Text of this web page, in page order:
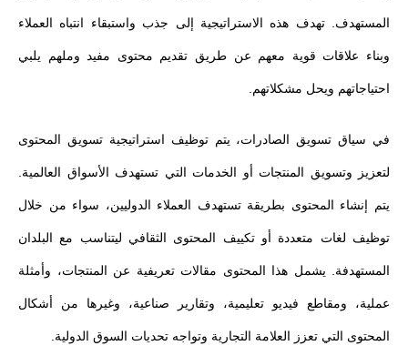
المستهدف. تهدف هذه الاستراتيجية إلى جذب واستبقاء انتباه العملاء
وبناء علاقات قوية معهم عن طريق تقديم محتوى مفيد وملهم يلبي
احتياجاتهم ويحل مشكلاتهم.
في سياق تسويق الصادرات، يتم توظيف استراتيجية تسويق المحتوى
لتعزيز وتسويق المنتجات أو الخدمات التي تستهدف الأسواق العالمية.
يتم إنشاء المحتوى بطريقة تستهدف العملاء الدوليين، سواء من خلال
توظيف لغات متعددة أو تكييف المحتوى الثقافي ليتناسب مع البلدان
المستهدفة. يشمل هذا المحتوى مقالات تعريفية عن المنتجات، وأمثلة
عملية، ومقاطع فيديو تعليمية، وتقارير صناعية، وغيرها من أشكال
المحتوى التي تعزز العلامة التجارية وتواجه تحديات السوق الدولية.